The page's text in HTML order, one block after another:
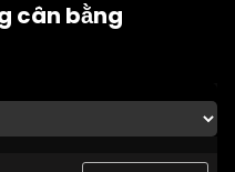
cân bằng